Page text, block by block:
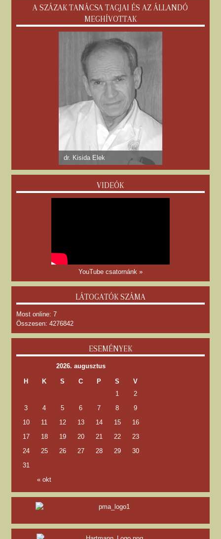
A SZÁZAK TANÁCSA TAGJAI ÉS AZ ÁLLANDÓ
MEGHÍVOTTAK
dr. Kisida Elek
VIDEÓK
YouTube csatornánk »
LÁTOGATÓK SZÁMA
Most online: 7
Összesen: 4276842
ESEMÉNYEK
2026. augusztus
H K S C P S V
« okt
1
2
3
4 5 6 7 8
9
10
11 12 13 14 15
16
17
18 19 20 21 22
23
24
25 26 27 28 29
30
31